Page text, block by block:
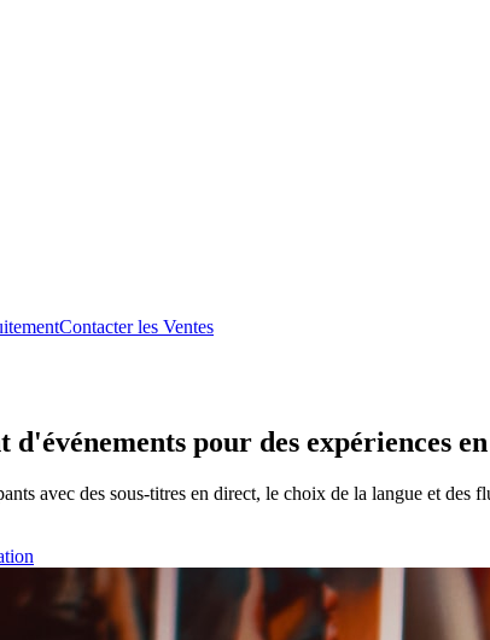
Contacter les Ventes
d'événements pour des expériences
avec des sous-titres en direct, le choix de la langue et